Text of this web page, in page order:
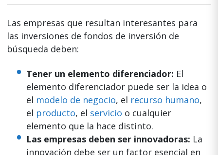
Las empresas que resultan interesantes para
las inversiones de fondos de inversión de
búsqueda deben:
Tener un elemento diferenciador: El
elemento diferenciador puede ser la idea o
el modelo de negocio, el recurso humano,
el producto, el servicio o cualquier
elemento que la hace distinto.
Las empresas deben ser innovadoras: La
innovación debe ser un factor esencial en